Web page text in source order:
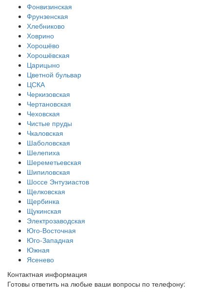
Фонвизинская
Фрунзенская
Хлебниково
Ховрино
Хорошёво
Хорошёвская
Царицыно
Цветной бульвар
ЦСКА
Черкизовская
Чертановская
Чеховская
Чистые пруды
Чкаловская
Шаболовская
Шелепиха
Шереметьевская
Шипиловская
Шоссе Энтузиастов
Щелковская
Щербинка
Щукинская
Электрозаводская
Юго-Восточная
Юго-Западная
Южная
Ясенево
Контактная информация
Готовы ответить на любые ваши вопросы по телефону: